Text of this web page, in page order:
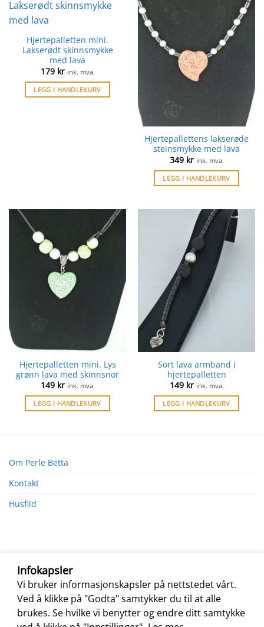
Infokapsler
Vi bruker informasjonskapsler på nettstedet vårt.
Ved å klikke på "Godta" samtykker du til at alle
brukes. Se hvilke vi benytter og endre ditt samtykke
Hjertepalletten mini.
Lakserødt skinnsmykke
med lava
179 kr ink. mva.
LEGG I HANDLEKURV
Hjertepallettens lakserøde
steinsmykke med lava
349 kr ink. mva.
LEGG I HANDLEKURV
Hjertepalletten mini. Lys
grønn lava med skinnsnor
149 kr ink. mva.
LEGG I HANDLEKURV
Sort lava armband i
hjertepalletten
149 kr ink. mva.
LEGG I HANDLEKURV
Om Perle Betta
Kontakt
Husflid